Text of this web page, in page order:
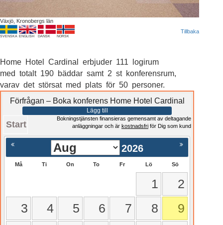
Växjö, Kronobergs län
SVENSKA ENGLISH DANSK NORSK
Tillbaka
Home Hotel Cardinal erbjuder 111 logirum
med totalt 190 bäddar samt 2 st konferensrum,
varav det störsat med plats för 50 personer.
Förfrågan – Boka konferens Home Hotel Cardinal
Lägg till
Start
Bokningstjänsten finansieras gemensamt av deltagande
anläggningar och är kostnadsfri för Dig som kund
2026
Må Ti On To Fr Lö Sö
1
2
3
4 5 6 7 8
9